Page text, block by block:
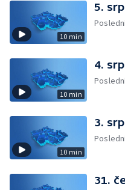
10 min
5.
10 min
4.
10 min
3.
31.